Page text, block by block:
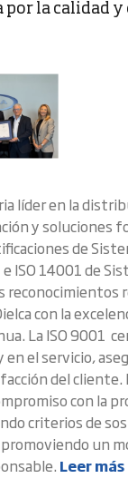
por la calidad y
líder en la
y soluciones
de
ISO 14001 de
reconocimientos
con la
La ISO 9001
el servicio,
del cliente.
con la
criterios de
un
Leer más